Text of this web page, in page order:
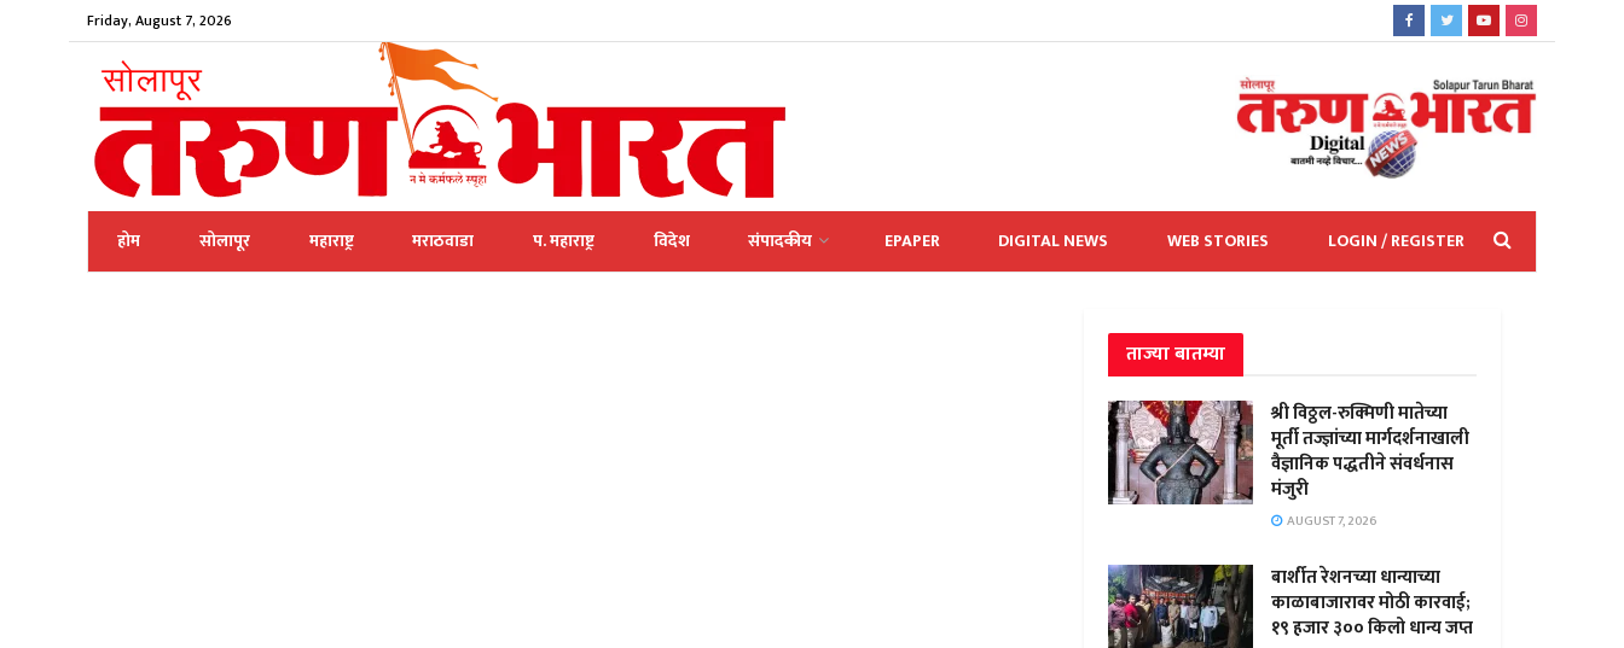
Friday, August 7, 2026
होम सोलापूर महाराष्ट्र मराठवाडा प. महाराष्ट्र विदेश संपादकीय EPAPER DIGITAL NEWS WEB STORIES LOGIN / REGISTER
ताज्या बातम्या
श्री विठ्ठल-रुक्मिणी मातेच्या
मूर्ती तज्ज्ञांच्या मार्गदर्शनाखाली
वैज्ञानिक पद्धतीने संवर्धनास
मंजुरी
AUGUST 7, 2026
बार्शीत रेशनच्या धान्याच्या
काळाबाजारावर मोठी कारवाई;
१९ हजार ३०० किलो धान्य जप्त